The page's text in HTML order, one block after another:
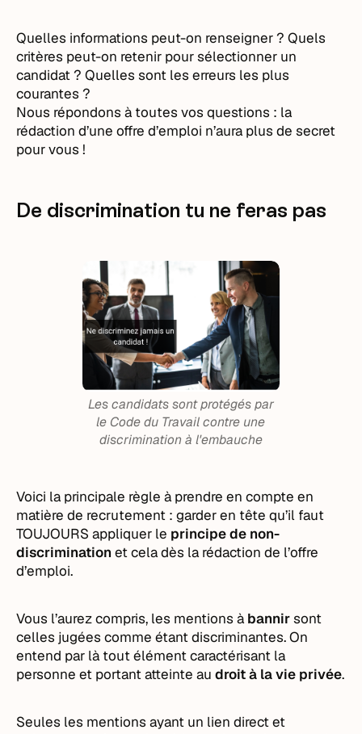
Quelles informations peut-on renseigner ? Quels
critères peut-on retenir pour sélectionner un
candidat ? Quelles sont les erreurs les plus
courantes ?
Nous répondons à toutes vos questions : la
rédaction d’une offre d’emploi n’aura plus de secret
pour vous !
De discrimination tu ne feras pas
Les candidats sont protégés par
le Code du Travail contre une
discrimination à l'embauche
Voici la principale règle à prendre en compte en
matière de recrutement : garder en tête qu’il faut
TOUJOURS appliquer le principe de non-
discrimination et cela dès la rédaction de l’offre
d’emploi.
Vous l’aurez compris, les mentions àbannirsont
celles jugées comme étant discriminantes. On
entend par là tout élément caractérisant la
personne et portant atteinte audroit à la vie privée.
Seules les mentions ayant un lien direct et